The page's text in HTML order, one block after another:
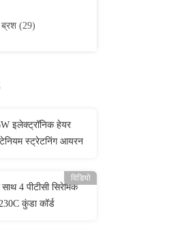
(29)
इलेक्ट्रॉनिक हेयर
स्ट्रेटनिंग आयरन
विडियो
4 पीटीसी सिरेमिक
कुंडा कॉर्ड